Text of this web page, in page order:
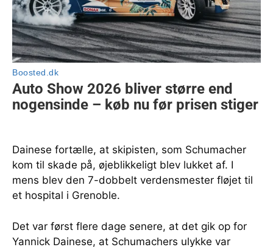
Dainese fortælle, at skipisten, som Schumacher
kom til skade på, øjeblikkeligt blev lukket af. I
mens blev den 7-dobbelt verdensmester fløjet til
et hospital i Grenoble.
Det var først flere dage senere, at det gik op for
Yannick Dainese, at Schumachers ulykke var